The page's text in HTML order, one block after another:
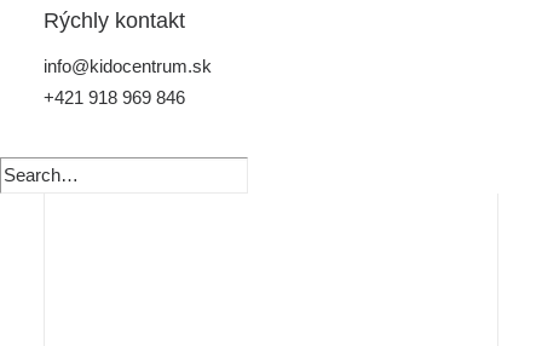
Rýchly kontakt
info@kidocentrum.sk
+421 918 969 846